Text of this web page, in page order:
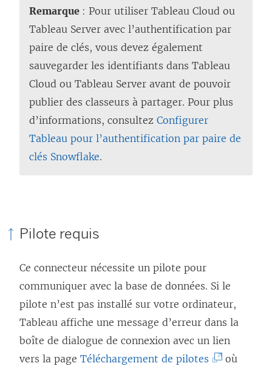
t
s
u
e
n
o
v
ê
r
e
Remarque : Pour utiliser Tableau Cloud ou
Tableau Server avec l’authentification par
paire de clés, vous devez également
sauvegarder les identifiants dans Tableau
Cloud ou Tableau Server avant de pouvoir
publier des classeurs à partager. Pour plus
d’informations, consultez Configurer
Tableau pour l’authentification par paire de
clés Snowflake.
Pilote requis
Ce connecteur nécessite un pilote pour
communiquer avec la base de données. Si le
pilote n’est pas installé sur votre ordinateur,
Tableau affiche une message d’erreur dans la
boîte de dialogue de connexion avec un lien
vers la page Téléchargement de pilotes
où